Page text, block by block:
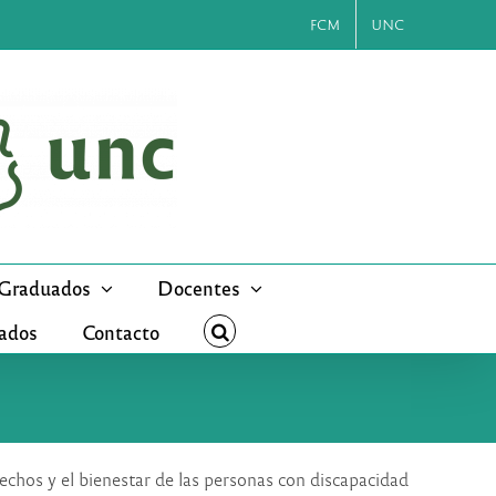
FCM UNC
Docentes
Contacto
y el bienestar de las personas con discapacidad